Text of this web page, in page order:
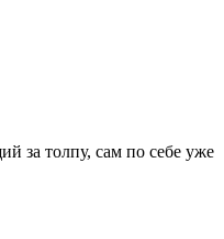
за толпу, сам по себе уже